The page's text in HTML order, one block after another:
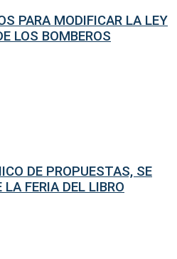
PARA MODIFICAR LA LEY
LOS BOMBEROS
DE PROPUESTAS, SE
FERIA DEL LIBRO